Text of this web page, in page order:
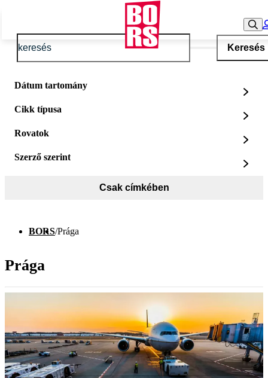
Keresés
Dátum tartomány
Cikk típusa
Rovatok
Szerző szerint
Csak címkében
BORS/Prága
Prága